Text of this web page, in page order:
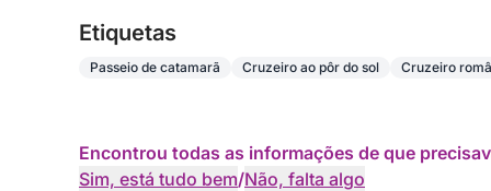
Etiquetas
Passeio de catamarã Cruzeiro ao pôr do sol Cruzeiro
Encontrou todas as informações de que
Sim, está tudo bem/Não, falta algo